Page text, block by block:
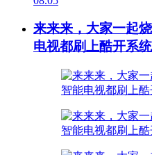
来来来，大家一起
电视都刷上酷开系